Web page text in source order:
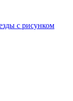
с рисунком